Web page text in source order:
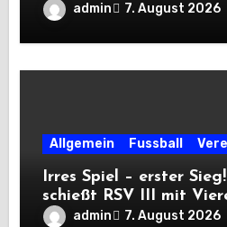
admin 7. August 2026
Allgemein Fussball
Irres Spiel – erster
schießt RSV III mit
Premiere
admin 7. August 2026